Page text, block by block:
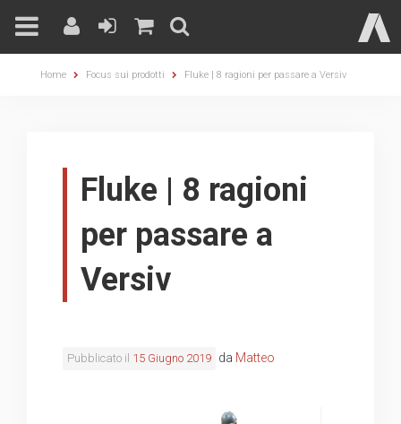
Home Focus sui prodotti Fluke | 8 ragioni per passare a Versiv
Fluke | 8 ragioni
per passare a
Versiv
Pubblicato il 15 Giugno 2019 da Matteo